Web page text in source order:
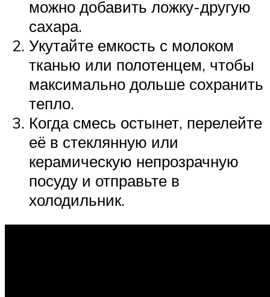
можно добавить ложку-другую
сахара.
Укутайте емкость с молоком
тканью или полотенцем, чтобы
максимально дольше сохранить
тепло.
Когда смесь остынет, перелейте
её в стеклянную или
керамическую непрозрачную
посуду и отправьте в
холодильник.